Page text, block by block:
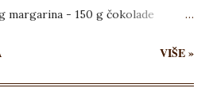
margarina - 150 g čokolade
plazme - 50 ml mleka Za
belanaca, pa belanca umutiti sa
VIŠE »